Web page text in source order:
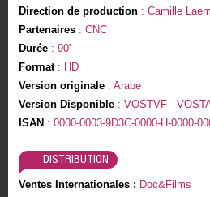
Direction de production: Camille
Partenaires: CNC
Durée: 90'
Format: HD
Version originale: Arabe
Version Disponible: VOSTVF -
ISAN : 0000-0003-9D3C-0000-H-0000-
DISTRIBUTION
Ventes Internationales : Doc&Films